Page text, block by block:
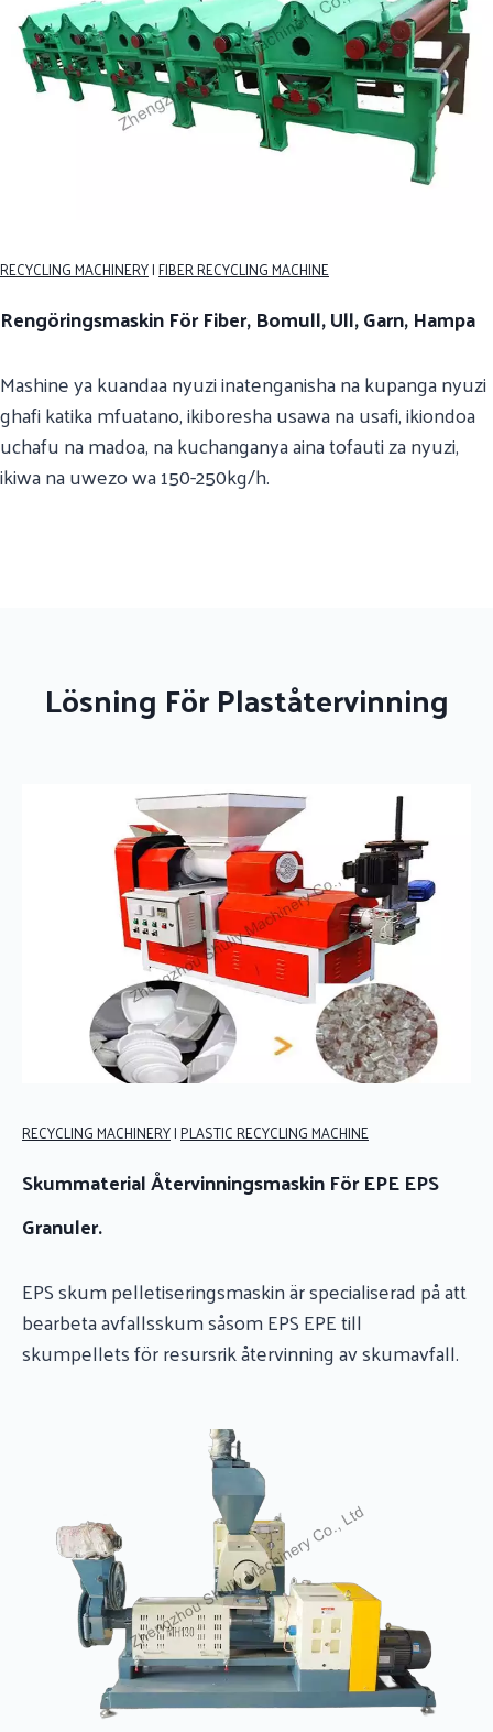
RECYCLING MACHINERY|FIBER RECYCLING MACHINE
Rengöringsmaskin För Fiber, Bomull, Ull, Garn, Hampa
Mashine ya kuandaa nyuzi inatenganisha na kupanga nyuzi
ghafi katika mfuatano, ikiboresha usawa na usafi, ikiondoa
uchafu na madoa, na kuchanganya aina tofauti za nyuzi,
ikiwa na uwezo wa 150-250kg/h.
Lösning För Plaståtervinning
RECYCLING MACHINERY|PLASTIC RECYCLING MACHINE
Skummaterial Återvinningsmaskin För EPE EPS
Granuler.
EPS skum pelletiseringsmaskin är specialiserad på att
bearbeta avfallsskum såsom EPS EPE till
skumpellets för resursrik återvinning av skumavfall.